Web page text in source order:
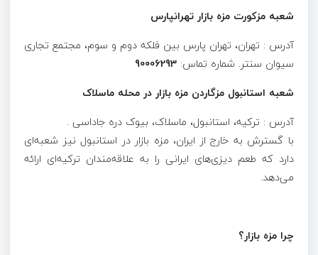
شعبه مزکورت مزه بازار تهرانپارس
آدرس : تهران، تهران پارس بین فلکه دوم و سوم، مجتمع تجاری
سیوان سنتر. شماره تماس: 90006293
شعبه استانبول مزگاردن مزه بازار در محله ماسلاک
آدرس : ترکیه، استانبول، ماسلاک، بیوک دره جاداسی .
با گسترش به خارج از ایران، مزه بازار در استانبول نیز شعبه‌ای
دارد که طعم دیزی‌های ایرانی را به علاقه‌مندان ترکیه‌ای ارائه
می‌دهد.
چرا مزه بازار؟